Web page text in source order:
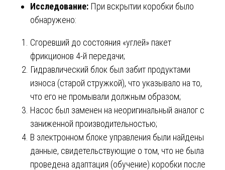
Исследование: При вскрытии коробки было
обнаружено:
Сгоревший до состояния «углей» пакет
фрикционов 4-й передачи;
Гидравлический блок был забит продуктами
износа (старой стружкой), что указывало на то,
что его не промывали должным образом;
Насос был заменен на неоригинальный аналог с
заниженной производительностью;
В электронном блоке управления были найдены
данные, свидетельствующие о том, что не была
проведена адаптация (обучение) коробки после